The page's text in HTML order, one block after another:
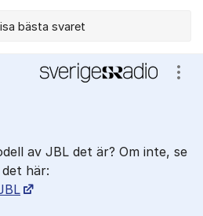
bästa svaret
av JBL det är? Om inte, se
här: